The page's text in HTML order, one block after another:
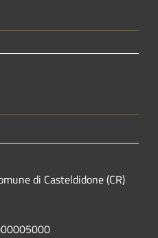
di Casteldidone (CR)